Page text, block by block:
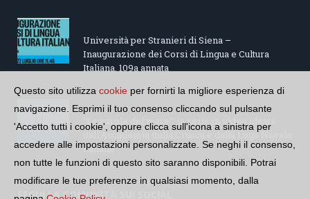
Università per Stranieri di Siena –
Inaugurazione dei Corsi di Lingua e Cultura
Italiana, 109a annata
“Le parole del mare”: la serie di video ideata
dall’Accademia della Crusca e dalla Lega Navale
italiana
SEGUI LA COMUNITÀ SUI SOCIAL
Questo sito utilizza cookie per fornirti la migliore esperienza di
navigazione. Esprimi il tuo consenso cliccando sul pulsante
'Accetto tutti i cookie', oppure clicca sull'icona a sinistra per
accedere alle impostazioni personalizzate. Se neghi il consenso,
non tutte le funzioni di questo sito saranno disponibili. Potrai
modificare le tue preferenze in qualsiasi momento, dalla